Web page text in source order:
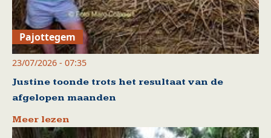
Pajottegem
23/07/2026 - 07:35
Justine toonde trots het resultaat van de
afgelopen maanden
Meer lezen